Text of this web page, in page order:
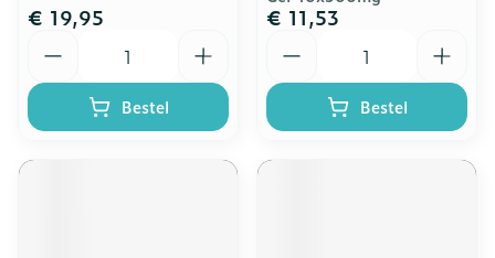
€ 19,95
Bestel
€ 11,53
Bestel